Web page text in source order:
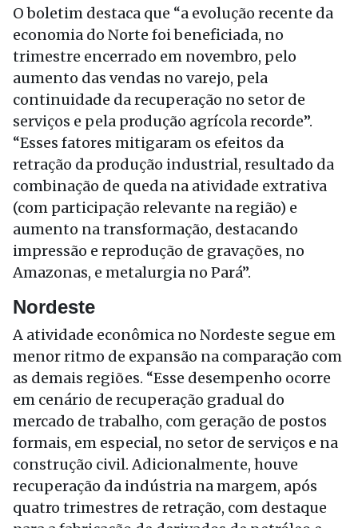
O boletim destaca que “a evolução recente da
economia do Norte foi beneficiada, no
trimestre encerrado em novembro, pelo
aumento das vendas no varejo, pela
continuidade da recuperação no setor de
serviços e pela produção agrícola recorde”.
“Esses fatores mitigaram os efeitos da
retração da produção industrial, resultado da
combinação de queda na atividade extrativa
(com participação relevante na região) e
aumento na transformação, destacando
impressão e reprodução de gravações, no
Amazonas, e metalurgia no Pará”.
Nordeste
A atividade econômica no Nordeste segue em
menor ritmo de expansão na comparação com
as demais regiões. “Esse desempenho ocorre
em cenário de recuperação gradual do
mercado de trabalho, com geração de postos
formais, em especial, no setor de serviços e na
construção civil. Adicionalmente, houve
recuperação da indústria na margem, após
quatro trimestres de retração, com destaque